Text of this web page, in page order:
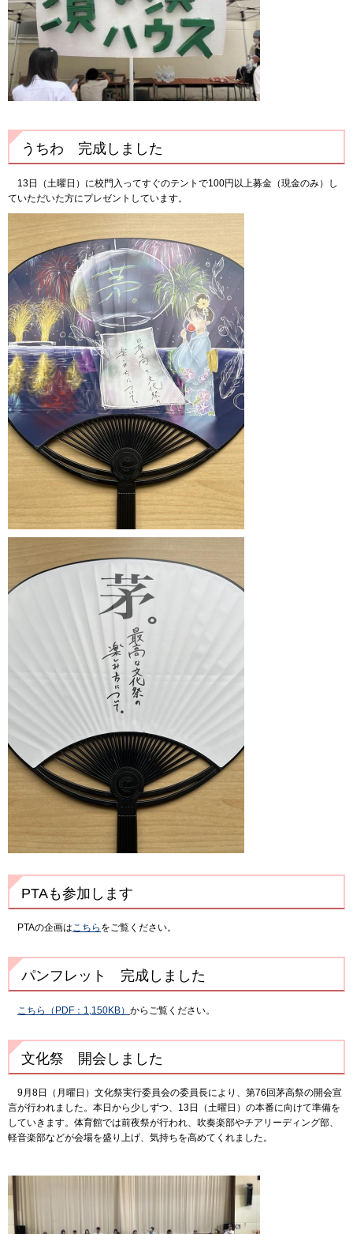
うちわ 完成しました
13日（土曜日）に校門入ってすぐのテントで100円以上募金（現金のみ）し
ていただいた方にプレゼントしています。
PTAも参加します
PTAの企画はこちら をご覧ください。
パンフレット 完成しました
こちら（PDF：1,150KB） からご覧ください。
文化祭 開会しました
9月8日（月曜日）文化祭実行委員会の委員長により、第76回茅高祭の開会宣
言が行われました。本日から少しずつ、13日（土曜日）の本番に向けて準備を
していきます。体育館では前夜祭が行われ、吹奏楽部やチアリーディング部、
軽音楽部などが会場を盛り上げ、気持ちを高めてくれました。